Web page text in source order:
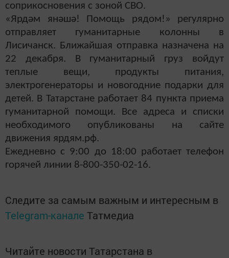
соприкосновения с зоной СВО.
«Ярдәм янәшә! Помощь рядом!» регулярно
отправляет гуманитарные колонны в
Лисичанск. Ближайшая отправка назначена на
22 декабря. В гуманитарный груз войдут
теплые вещи, продукты питания,
электрогенераторы и новогодние подарки для
детей. В Татарстане работает 84 пункта приема
гуманитарной помощи. Все адреса и списки
необходимого опубликованы на сайте
движения ярдям.рф.
Ежедневно с 9:00 до 18:00 работает телефон
горячей линии 8-800-350-02-16.
Следите за самым важным и интересным в
Telegram-канале Татмедиа
Читайте новости Татарстана в